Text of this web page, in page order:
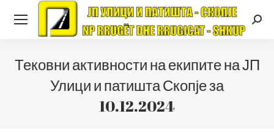
Тековни активности на екипите на ЈП
Улици и патишта Скопје за
10.12.2024